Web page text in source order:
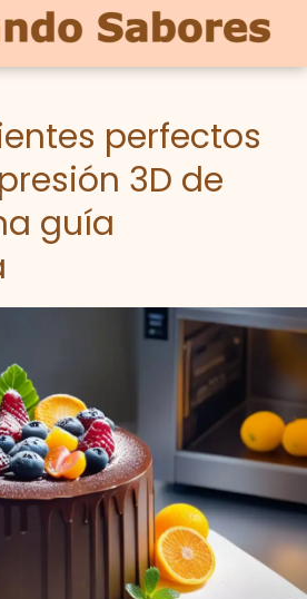
perfectos
3D de
guía